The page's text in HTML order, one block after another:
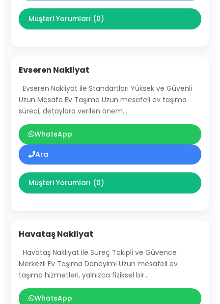
Müşteri Yorumları (0)
Evseren Nakliyat
Evseren Nakliyat ile Standartları Yüksek ve Güvenli
Uzun Mesafe Ev Taşıma Uzun mesafeli ev taşıma
süreci, detaylara verilen önem…
WhatsApp
Ara
Müşteri Yorumları (0)
Havataş Nakliyat
Havataş Nakliyat ile Süreç Takipli ve Güvence
Merkezli Ev Taşıma Deneyimi Uzun mesafeli ev
taşıma hizmetleri, yalnızca fiziksel bir…
WhatsApp